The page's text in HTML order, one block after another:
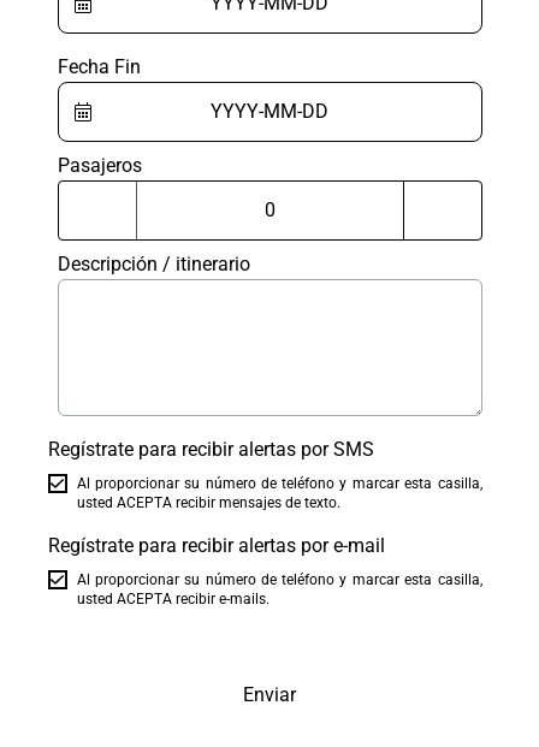
Fecha Fin
Pasajeros
Descripción / itinerario
Regístrate para recibir alertas por SMS
Al proporcionar su número de teléfono y marcar esta casilla,
usted ACEPTA recibir mensajes de texto.
Regístrate para recibir alertas por e-mail
Al proporcionar su número de teléfono y marcar esta casilla,
usted ACEPTA recibir e-mails.
Enviar